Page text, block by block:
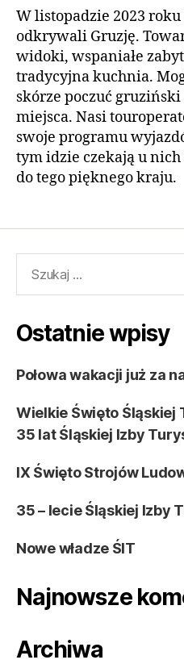
W listopadzie 2023 roku
odkrywali Gruzję.
widoki, wspaniałe
tradycyjna kuchnia.
skórze poczuć
miejsca. Nasi
swoje programu
tym idzie czekają u
do tego pięknego kraju.
Ostatnie wpisy
Połowa wakacji już za
Wielkie Święto Śląskiej
35 lat Śląskiej Izby
IX Święto Strojów
35 – lecie Śląskiej Izby
Nowe władze ŚIT
Najnowsze
Archiwa